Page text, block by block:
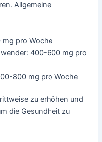
Allgemeine
mg pro Woche
400-600 mg pro
800 mg pro Woche
zu erhöhen und
die Gesundheit zu